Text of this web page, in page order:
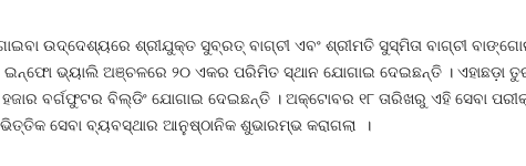
ଉଦ୍ଦେଶ୍ୟରେ ଶ୍ରୀଯୁକ୍ତ ସୁବ୍ରତ୍ ବାଗ୍ଚୀ ଏବଂ ଶ୍ରୀମତି ସୁସ୍ମିତା ବାଗ୍ଚୀ
ଭ୍ୟାଲି ଅଞ୍ଚଳରେ ୨୦ ଏକର ପରିମିତ ସ୍ଥାନ ଯୋଗାଇ ଦେଇଛନ୍ତି । ଏହାଛଡ଼ା
ବର୍ଗଫୁଟର ବିଲ୍ଡିଂ ଯୋଗାଇ ଦେଇଛନ୍ତି । ଅକ୍ଟୋବର ୧୮ ତାରିଖରୁ ଏହି ସେବା
ସେବା ବ୍ୟବସ୍ଥାର ଆନୁଷ୍ଠାନିକ ଶୁଭାରମ୍ଭ କରାଗଲା ।